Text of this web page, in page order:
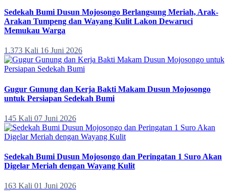
Sedekah Bumi Dusun Mojosongo Berlangsung Meriah, Arak-
Arakan Tumpeng dan Wayang Kulit Lakon Dewaruci
Memukau Warga
1.373 Kali 16 Juni 2026
Gugur Gunung dan Kerja Bakti Makam Dusun Mojosongo
untuk Persiapan Sedekah Bumi
145 Kali 07 Juni 2026
Sedekah Bumi Dusun Mojosongo dan Peringatan 1 Suro Akan
Digelar Meriah dengan Wayang Kulit
163 Kali 01 Juni 2026